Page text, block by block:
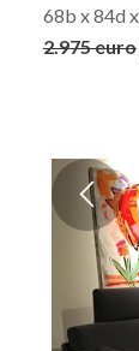
68b x 84d
2.975 euro